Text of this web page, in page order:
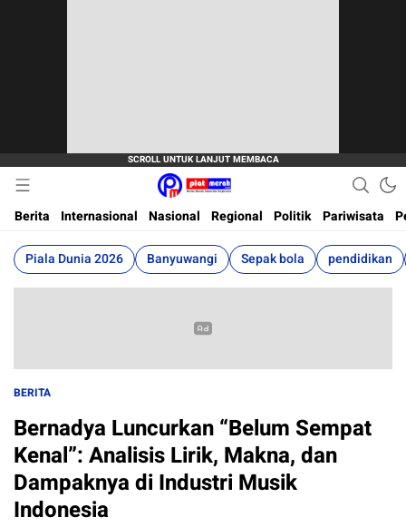
Plat Merah
Berita Terkini, Akurat, Terpercaya Dan Cepat
Berita
Internasional Nasional Regional Politik Pariwisata
Piala Dunia 2026 Banyuwangi Sepak bola pendidikan
BERITA
Bernadya Luncurkan “Belum Sempat
Kenal”: Analisis Lirik, Makna, dan
Dampaknya di Industri Musik
Indonesia